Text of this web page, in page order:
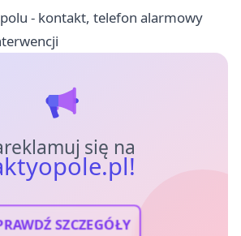
- kontakt, telefon alarmowy
się na
SZCZEGÓŁY